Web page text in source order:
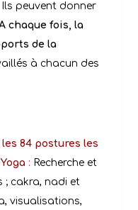
Ils peuvent donner
chaque fois, la
de la
à chacun des
84 postures les
: Recherche et
; cakra, nadi et
visualisations,